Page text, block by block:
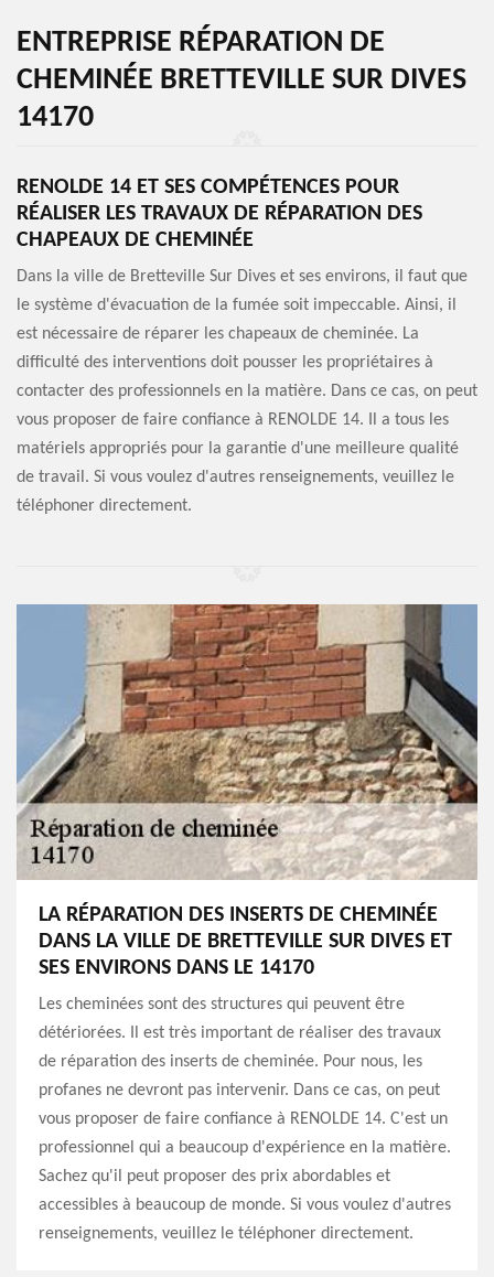
ENTREPRISE RÉPARATION DE
CHEMINÉE BRETTEVILLE SUR DIVES
14170
RENOLDE 14 ET SES COMPÉTENCES POUR
RÉALISER LES TRAVAUX DE RÉPARATION DES
CHAPEAUX DE CHEMINÉE
Dans la ville de Bretteville Sur Dives et ses environs, il faut que
le système d'évacuation de la fumée soit impeccable. Ainsi, il
est nécessaire de réparer les chapeaux de cheminée. La
difficulté des interventions doit pousser les propriétaires à
contacter des professionnels en la matière. Dans ce cas, on peut
vous proposer de faire confiance à RENOLDE 14. Il a tous les
matériels appropriés pour la garantie d'une meilleure qualité
de travail. Si vous voulez d'autres renseignements, veuillez le
téléphoner directement.
LA RÉPARATION DES INSERTS DE CHEMINÉE
DANS LA VILLE DE BRETTEVILLE SUR DIVES ET
SES ENVIRONS DANS LE 14170
Les cheminées sont des structures qui peuvent être
détériorées. Il est très important de réaliser des travaux
de réparation des inserts de cheminée. Pour nous, les
profanes ne devront pas intervenir. Dans ce cas, on peut
vous proposer de faire confiance à RENOLDE 14. C'est un
professionnel qui a beaucoup d'expérience en la matière.
Sachez qu'il peut proposer des prix abordables et
accessibles à beaucoup de monde. Si vous voulez d'autres
renseignements, veuillez le téléphoner directement.